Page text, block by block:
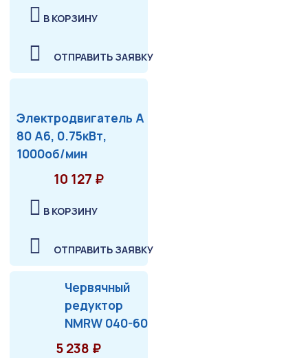
В КОРЗИНУ
ОТПРАВИТЬ ЗАЯВКУ
Электродвигатель А
80 А6, 0.75кВт,
1000об/мин
10 127 ₽
В КОРЗИНУ
ОТПРАВИТЬ ЗАЯВКУ
Червячный
редуктор
NMRW 040-60
5 238 ₽